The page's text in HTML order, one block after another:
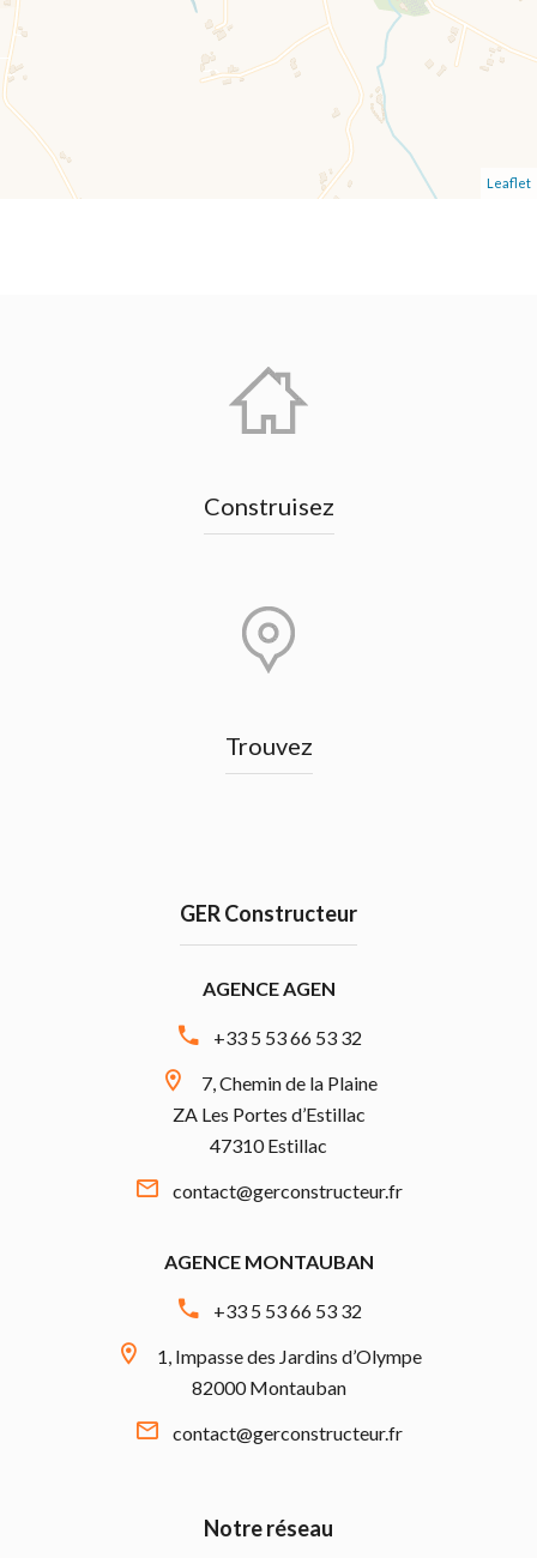
Leaflet
Construisez
Trouvez
GER Constructeur
AGENCE AGEN
+33 5 53 66 53 32
7, Chemin de la Plaine
ZA Les Portes d’Estillac
47310 Estillac
contact@gerconstructeur.fr
AGENCE MONTAUBAN
+33 5 53 66 53 32
1, Impasse des Jardins d’Olympe
82000 Montauban
contact@gerconstructeur.fr
Notre réseau